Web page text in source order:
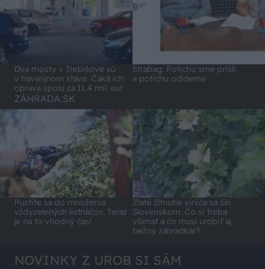
Dva mosty v Trebišove sú
v havarijnom stave. Čaká ich
oprava spolu za 11,4 mil. eur
Strabag: Potichu sme prišli
a potichu odídeme
ZÁHRADA.SK
Pustite sa do množenia
vždyzelených listnáčov. Teraz
je na to vhodný čas!
Zlaté žltnutie viniča sa šíri
Slovenskom. Čo si treba
všímať a čo musí urobiť aj
bežný záhradkár?
NOVINKY Z UROB SI SÁM